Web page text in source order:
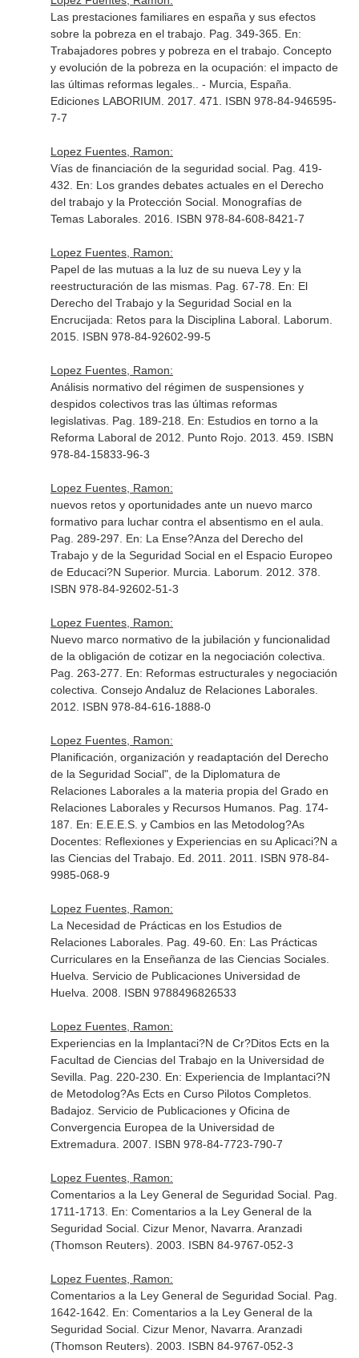
Las prestaciones familiares en españa y sus efectos
sobre la pobreza en el trabajo. Pag. 349-365. En:
Trabajadores pobres y pobreza en el trabajo. Concepto
y evolución de la pobreza en la ocupación: el impacto de
las últimas reformas legales.
. - Murcia, España.
Ediciones LABORIUM. 2017. 471. ISBN 978-84-946595-
7-7
Lopez Fuentes, Ramon:
Vías de financiación de la seguridad social. Pag. 419-
432. En: Los grandes debates actuales en el Derecho
del trabajo y la Protección Social. Monografías de
Temas Laborales. 2016. ISBN 978-84-608-8421-7
Lopez Fuentes, Ramon:
Papel de las mutuas a la luz de su nueva Ley y la
reestructuración de las mismas. Pag. 67-78. En: El
Derecho del Trabajo y la Seguridad Social en la
Encrucijada: Retos para la Disciplina Laboral. Laborum.
2015. ISBN 978-84-92602-99-5
Lopez Fuentes, Ramon:
Análisis normativo del régimen de suspensiones y
despidos colectivos tras las últimas reformas
legislativas. Pag. 189-218. En: Estudios en torno a la
Reforma Laboral de 2012 . Punto Rojo. 2013. 459. ISBN
978-84-15833-96-3
Lopez Fuentes, Ramon:
nuevos retos y oportunidades ante un nuevo marco
formativo para luchar contra el absentismo en el aula.
Pag. 289-297. En: La Ense?Anza del Derecho del
Trabajo y de la Seguridad Social en el Espacio Europeo
de Educaci?N Superior. Murcia. Laborum. 2012. 378.
ISBN 978-84-92602-51-3
Lopez Fuentes, Ramon:
Nuevo marco normativo de la jubilación y funcionalidad
de la obligación de cotizar en la negociación colectiva.
Pag. 263-277. En: Reformas estructurales y negociación
colectiva . Consejo Andaluz de Relaciones Laborales.
2012. ISBN 978-84-616-1888-0
Lopez Fuentes, Ramon:
Planificación, organización y readaptación del Derecho
de la Seguridad Social", de la Diplomatura de
Relaciones Laborales a la materia propia del Grado en
Relaciones Laborales y Recursos Humanos. Pag. 174-
187. En: E.E.E.S. y Cambios en las Metodolog?As
Docentes: Reflexiones y Experiencias en su Aplicaci?N a
las Ciencias del Trabajo. Ed. 2011. 2011. ISBN 978-84-
9985-068-9
Lopez Fuentes, Ramon:
La Necesidad de Prácticas en los Estudios de
Relaciones Laborales. Pag. 49-60. En: Las Prácticas
Curriculares en la Enseñanza de las Ciencias Sociales.
Huelva. Servicio de Publicaciones Universidad de
Huelva. 2008. ISBN 9788496826533
Lopez Fuentes, Ramon:
Experiencias en la Implantaci?N de Cr?Ditos Ects en la
Facultad de Ciencias del Trabajo en la Universidad de
Sevilla. Pag. 220-230. En: Experiencia de Implantaci?N
de Metodolog?As Ects en Curso Pilotos Completos.
Badajoz. Servicio de Publicaciones y Oficina de
Convergencia Europea de la Universidad de
Extremadura. 2007. ISBN 978-84-7723-790-7
Lopez Fuentes, Ramon:
Comentarios a la Ley General de Seguridad Social. Pag.
1711-1713. En: Comentarios a la Ley General de la
Seguridad Social. Cizur Menor, Navarra. Aranzadi
(Thomson Reuters). 2003. ISBN 84-9767-052-3
Lopez Fuentes, Ramon:
Comentarios a la Ley General de Seguridad Social. Pag.
1642-1642. En: Comentarios a la Ley General de la
Seguridad Social. Cizur Menor, Navarra. Aranzadi
(Thomson Reuters). 2003. ISBN 84-9767-052-3